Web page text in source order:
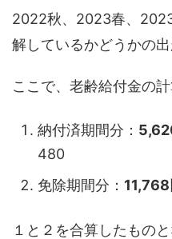
2022秋、2023春、
解しているかどうかの出
ここで、老齢給付金の
納付済期間分：
480
免除期間分： 11,768
１と２を合算したもの